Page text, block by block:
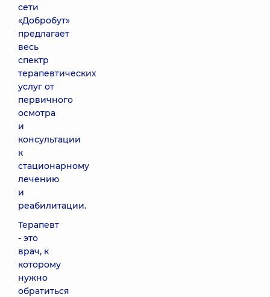
сети
«Добробут»
предлагает
весь
спектр
терапевтических
услуг от
первичного
осмотра
и
консультации
к
стационарному
лечению
и
реабилитации.
Терапевт
- это
врач, к
которому
нужно
обратиться